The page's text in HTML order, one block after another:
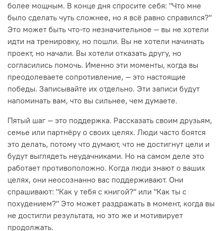
более мощным. В конце дня спросите себя: "Что мне
было сделать чуть сложнее, но я всё равно справился?"
Это может быть что-то незначительное — вы не хотели
идти на тренировку, но пошли. Вы не хотели начинать
проект, но начали. Вы хотели отказать другу, но
согласились помочь. Именно эти моменты, когда вы
преодолеваете сопротивление, — это настоящие
победы. Записывайте их отдельно. Эти записи будут
напоминать вам, что вы сильнее, чем думаете.
Пятый шаг — это поддержка. Рассказать своим друзьям,
семье или партнёру о своих целях. Люди часто боятся
это делать, потому что думают, что не достигнут цели и
будут выглядеть неудачниками. Но на самом деле это
работает противоположно. Когда люди знают о ваших
целях, они неосознанно вас поддерживают. Они
спрашивают: "Как у тебя с книгой?" или "Как ты с
похудением?" Это может раздражать в момент, когда вы
не достигли результата, но это же и мотивирует
продолжать.